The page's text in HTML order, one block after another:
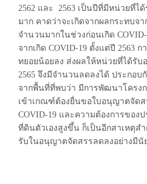
2562 และ 2563 เป็นปีที่มีหน่วยที่ไ
มาก คาดว่าจะเกิดจากผลกระทบ
จำนวนมากในช่วงก่อนเกิด
จากเกิด COVID-19 ตั้งแต่ปี 2563
ทยอยน้อยลง ส่งผลให้หน่วยที่ได้รับ
2565 จึงมีจำนวนลดลงได้ ประกอ
จากพื้นที่ที่พบว่า มีการพัฒนาโครง
เข้าเกณฑ์ต้องยื่นขอใบอนุญาตจัด
COVID-19 และความต้องการขอ
ที่ดินตัวเองสูงขึ้น ก็เป็นอีกสาเหตุ
รับในอนุญาตจัดสรรลดลงอย่างมีนั